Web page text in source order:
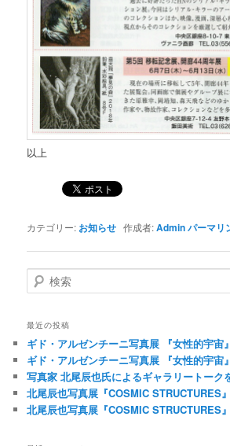
以上
カテゴリー: お知らせ 作成者:Adminパーマリ
検索
最近の投稿
ギド・アルゼンチーニ写真展 『女性的宇宙
ギド・アルゼンチーニ写真展 『女性的宇宙
写真家 北尾辰也氏によるギャラリートーク
北尾辰也写真展『COSMIC STRUCTURES
北尾辰也写真展『COSMIC STRUCTURES